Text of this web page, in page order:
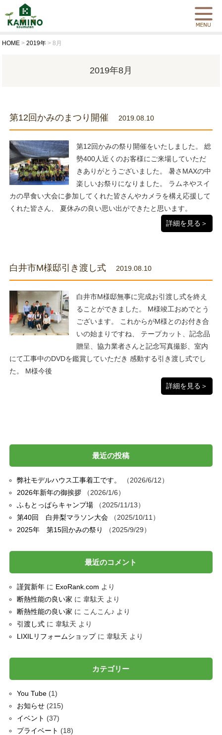
HOME >2019年 >8月
2019年8月
第12回かみのまつり開催 2019.08.10
第12回かみの祭り開催をいたしました。 総
勢400人近くのお客様にご来場していただ
きありがとうございました。 暑さMAXの中
楽しいお祭りになりました。 ラムネやスイ
カの早食い大会に参加してくれた皆さんやカメラを構え応援して
くれた皆さん、 夏休みの良い思い出ができたと思います。
詳細を見る＞
白井市M様邸引き渡し式 2019.08.10
白井市M様邸無事に完成お引渡し式を終え
ることができました。 M様竣工おめでとう
ございます。 これからがM様とのお付き合
いの始まりですね、 テープカット、記念品
贈呈、協力業者さんと記念写真撮影、室内
にて工事中のDVDを鑑賞していただき 感動する引き渡し式でし
た。 M様今後
詳細を見る＞
最近の投稿
弊社モデルハウス工事着工です。
2026/6/12
2026年新年の御挨拶
2026/1/6
ふもとっぱらキャンプ場
2025/11/13
第40回 白井梨マラソン大会
2025/10/11
2025年 第15回かみの祭り
2025/9/29
最近のコメント
謹賀新年に ExoRank.com より
断熱性能の良い家 に 韋駄天 より
断熱性能の良い家 に こんこん♪ より
引渡し式に 韋駄天 より
LIXILリフォームショップに 韋駄天 より
カテゴリー
You Tube(1)
お知らせ(215)
イベント (37)
プライベート (18)